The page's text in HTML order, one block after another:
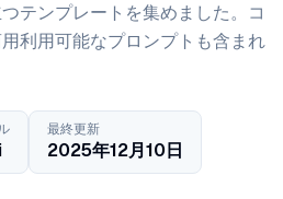
テンプレートを集めました。コ
利用可能なプロンプトも含まれ
最終更新
2025年12月10日